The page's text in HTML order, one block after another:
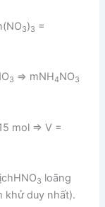
3)3 =
3 ⇒ mNH4NO3
mol ⇒ V =
3 loãng
khử duy nhất).